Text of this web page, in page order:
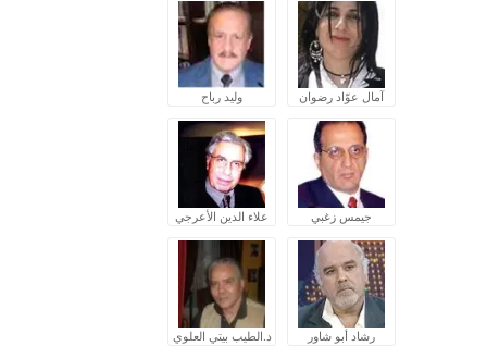
آمال عوّاد رضوان وليد رباح
جيمس زغبي علاء الدين الأعرجي
رشاد أبو شاور د.الطيب بيتي العلوي